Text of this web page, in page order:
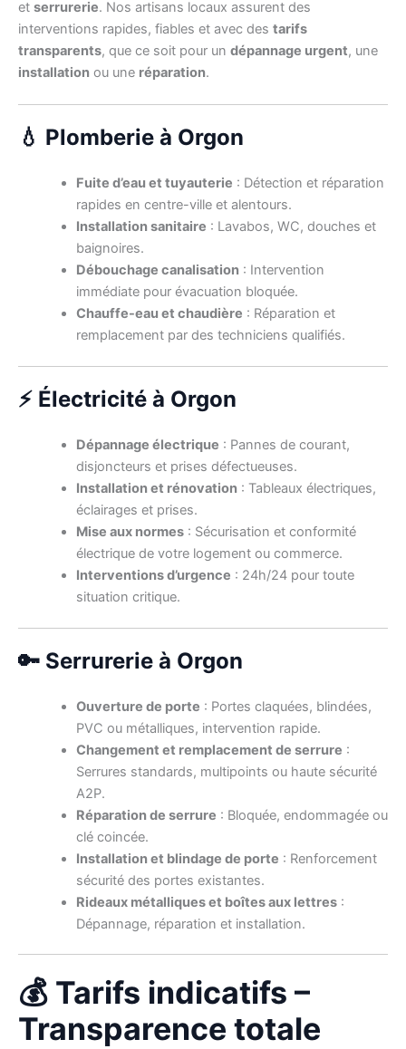
et serrurerie. Nos artisans locaux assurent des
interventions rapides, fiables et avec des tarifs
transparents, que ce soit pour un dépannage urgent, une
installation ou une réparation.
💧 Plomberie à Orgon
Fuite d’eau et tuyauterie : Détection et réparation
rapides en centre-ville et alentours.
Installation sanitaire : Lavabos, WC, douches et
baignoires.
Débouchage canalisation: Intervention
immédiate pour évacuation bloquée.
Chauffe-eau et chaudière : Réparation et
remplacement par des techniciens qualifiés.
⚡ Électricité à Orgon
Dépannage électrique : Pannes de courant,
disjoncteurs et prises défectueuses.
Installation et rénovation: Tableaux électriques,
éclairages et prises.
Mise aux normes: Sécurisation et conformité
électrique de votre logement ou commerce.
Interventions d’urgence : 24h/24 pour toute
situation critique.
🔑 Serrurerie à Orgon
Ouverture de porte : Portes claquées, blindées,
PVC ou métalliques, intervention rapide.
Changement et remplacement de serrure :
Serrures standards, multipoints ou haute sécurité
A2P.
Réparation de serrure : Bloquée, endommagée ou
clé coincée.
Installation et blindage de porte : Renforcement
sécurité des portes existantes.
Rideaux métalliques et boîtes aux lettres:
Dépannage, réparation et installation.
💰 Tarifs indicatifs –
Transparence totale